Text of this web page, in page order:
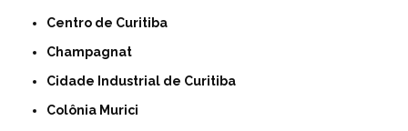
Centro de Curitiba
Champagnat
Cidade Industrial de Curitiba
Colônia Murici